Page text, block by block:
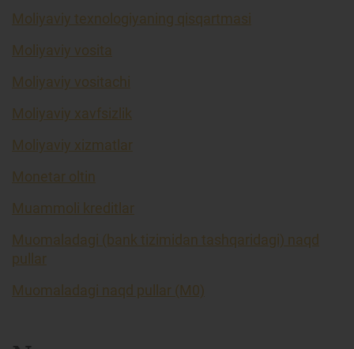
Moliyaviy texnologiyaning qisqartmasi
Moliyaviy vosita
Moliyaviy vositachi
Moliyaviy xavfsizlik
Moliyaviy xizmatlar
Monetar oltin
Muammoli kreditlar
Muomaladagi (bank tizimidan tashqaridagi) naqd
pullar
Muomaladagi naqd pullar (M0)